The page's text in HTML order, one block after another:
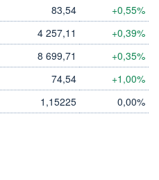
83,54 +0,55%
4 257,11 +0,39%
8 699,71 +0,35%
74,54 +1,00%
1,15225 0,00%